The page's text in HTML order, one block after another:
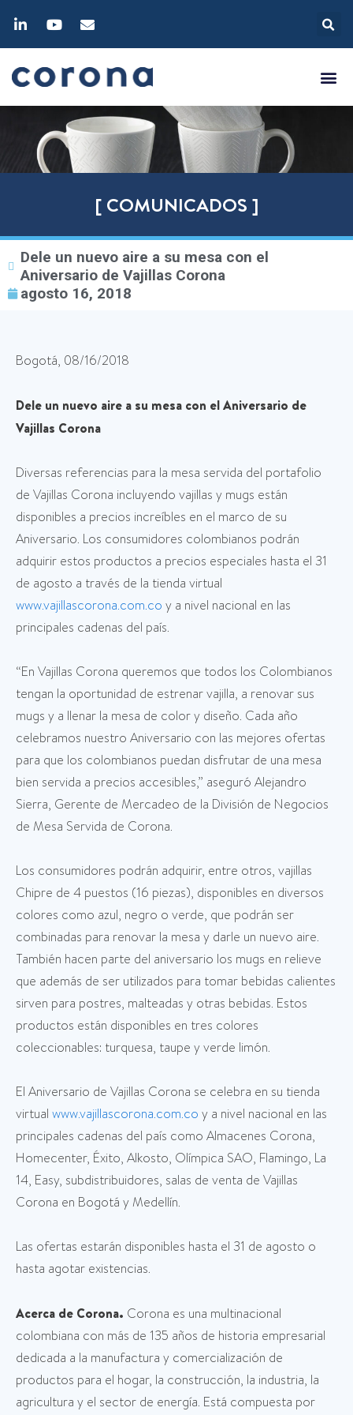
[ COMUNICADOS ]
Dele un nuevo aire a su mesa con el
Aniversario de Vajillas Corona
agosto 16, 2018
Bogotá, 08/16/2018
Dele un nuevo aire a su mesa con el Aniversario de
Vajillas Corona
Diversas referencias para la mesa servida del portafolio
de Vajillas Corona incluyendo vajillas y mugs están
disponibles a precios increíbles en el marco de su
Aniversario. Los consumidores colombianos podrán
adquirir estos productos a precios especiales hasta el 31
de agosto a través de la tienda virtual
www.vajillascorona.com.co y a nivel nacional en las
principales cadenas del país.
“En Vajillas Corona queremos que todos los Colombianos
tengan la oportunidad de estrenar vajilla, a renovar sus
mugs y a llenar la mesa de color y diseño. Cada año
celebramos nuestro Aniversario con las mejores ofertas
para que los colombianos puedan disfrutar de una mesa
bien servida a precios accesibles,” aseguró Alejandro
Sierra, Gerente de Mercadeo de la División de Negocios
de Mesa Servida de Corona.
Los consumidores podrán adquirir, entre otros, vajillas
Chipre de 4 puestos (16 piezas), disponibles en diversos
colores como azul, negro o verde, que podrán ser
combinadas para renovar la mesa y darle un nuevo aire.
También hacen parte del aniversario los mugs en relieve
que además de ser utilizados para tomar bebidas calientes
sirven para postres, malteadas y otras bebidas. Estos
productos están disponibles en tres colores
coleccionables: turquesa, taupe y verde limón.
El Aniversario de Vajillas Corona se celebra en su tienda
virtual www.vajillascorona.com.co y a nivel nacional en las
principales cadenas del país como Almacenes Corona,
Homecenter, Éxito, Alkosto, Olímpica SAO, Flamingo, La
14, Easy, subdistribuidores, salas de venta de Vajillas
Corona en Bogotá y Medellín.
Las ofertas estarán disponibles hasta el 31 de agosto o
hasta agotar existencias.
Acerca de Corona. Corona es una multinacional
colombiana con más de 135 años de historia empresarial
dedicada a la manufactura y comercialización de
productos para el hogar, la construcción, la industria, la
agricultura y el sector de energía. Está compuesta por